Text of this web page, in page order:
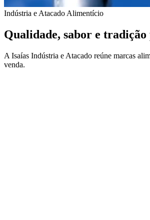
Indústria e Atacado Alimentício
Qualidade, sabor e tradição
A Isaías Indústria e Atacado reúne marcas
venda.